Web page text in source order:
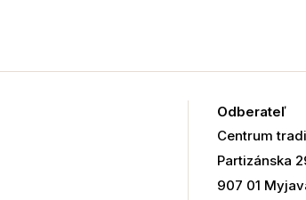
Odberateľ
Centrum
Partizánska
907 01